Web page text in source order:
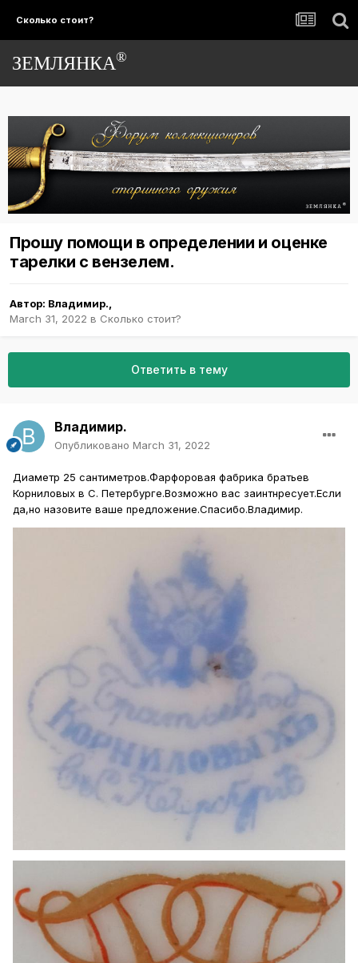
Сколько стоит?
ЗЕМЛЯНКА®
Прошу помощи в определении и оценке
тарелки с вензелем.
Автор: Владимир.
March 31, 2022 в Сколько стоит?
Ответить в тему
Владимир.
Опубликовано March 31, 2022
Диаметр 25 сантиметров.Фарфоровая фабрика братьев
Корниловых в С. Петербурге.Возможно вас заинтнресует.Если
да,но назовите ваше предложение.Спасибо.Владимир.